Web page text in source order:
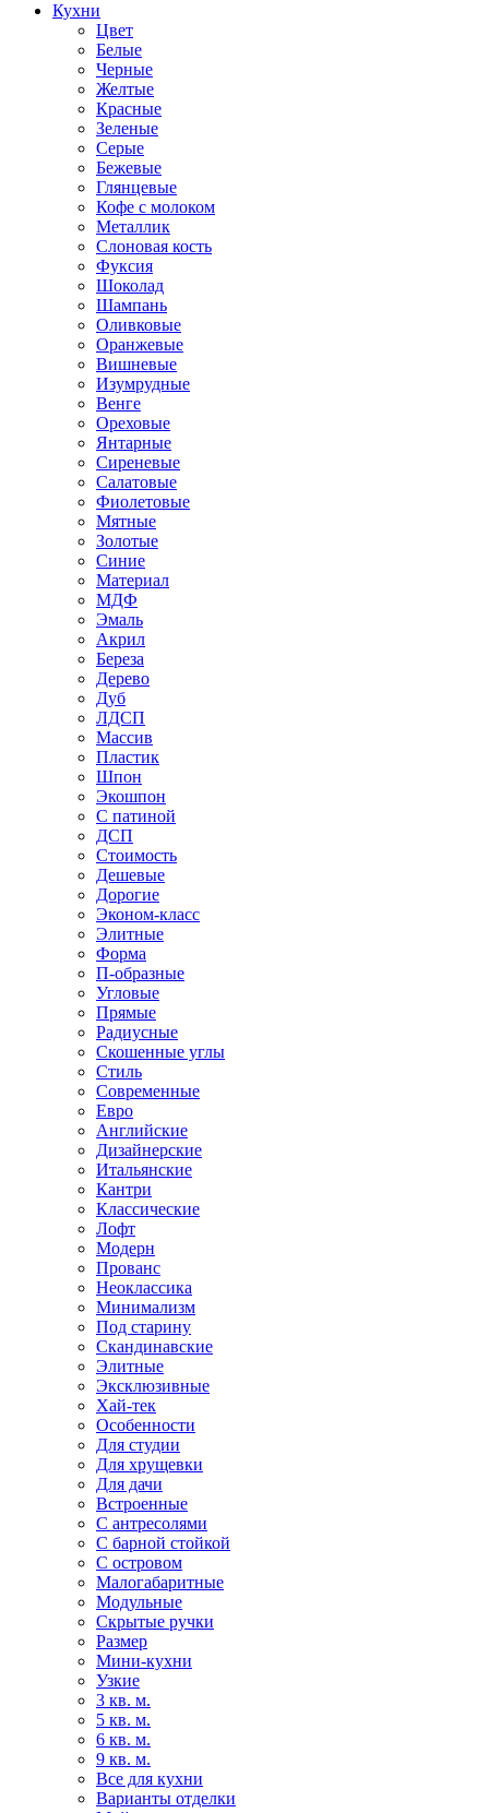
Кухни
Цвет
Белые
Черные
Желтые
Красные
Зеленые
Серые
Бежевые
Глянцевые
Кофе с молоком
Металлик
Слоновая кость
Фуксия
Шоколад
Шампань
Оливковые
Оранжевые
Вишневые
Изумрудные
Венге
Ореховые
Янтарные
Сиреневые
Салатовые
Фиолетовые
Мятные
Золотые
Синие
Материал
МДФ
Эмаль
Акрил
Береза
Дерево
Дуб
ЛДСП
Массив
Пластик
Шпон
Экошпон
С патиной
ДСП
Стоимость
Дешевые
Дорогие
Эконом-класс
Элитные
Форма
П-образные
Угловые
Прямые
Радиусные
Скошенные углы
Стиль
Современные
Евро
Английские
Дизайнерские
Итальянские
Кантри
Классические
Лофт
Модерн
Прованс
Неоклассика
Минимализм
Под старину
Скандинавские
Элитные
Эксклюзивные
Хай-тек
Особенности
Для студии
Для хрущевки
Для дачи
Встроенные
С антресолями
С барной стойкой
С островом
Малогабаритные
Модульные
Скрытые ручки
Размер
Мини-кухни
Узкие
3 кв. м.
5 кв. м.
6 кв. м.
9 кв. м.
Все для кухни
Варианты отделки